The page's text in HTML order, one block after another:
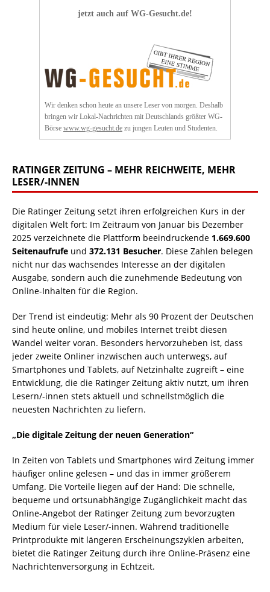
jetzt auch auf WG-Gesucht.de!
Wir denken schon heute an unsere Leser von morgen. Deshalb
bringen wir Lokal-Nachrichten mit Deutschlands größter WG-
Börse www.wg-gesucht.de zu jungen Leuten und Studenten.
RATINGER ZEITUNG – MEHR REICHWEITE, MEHR
LESER/-INNEN
Die Ratinger Zeitung setzt ihren erfolgreichen Kurs in der
digitalen Welt fort: Im Zeitraum von Januar bis Dezember
2025 verzeichnete die Plattform beeindruckende 1.669.600
Seitenaufrufe und 372.131 Besucher. Diese Zahlen belegen
nicht nur das wachsendes Interesse an der digitalen
Ausgabe, sondern auch die zunehmende Bedeutung von
Online-Inhalten für die Region.
Der Trend ist eindeutig: Mehr als 90 Prozent der Deutschen
sind heute online, und mobiles Internet treibt diesen
Wandel weiter voran. Besonders hervorzuheben ist, dass
jeder zweite Onliner inzwischen auch unterwegs, auf
Smartphones und Tablets, auf Netzinhalte zugreift – eine
Entwicklung, die die Ratinger Zeitung aktiv nutzt, um ihren
Lesern/-innen stets aktuell und schnellstmöglich die
neuesten Nachrichten zu liefern.
„Die digitale Zeitung der neuen Generation“
In Zeiten von Tablets und Smartphones wird Zeitung immer
häufiger online gelesen – und das in immer größerem
Umfang. Die Vorteile liegen auf der Hand: Die schnelle,
bequeme und ortsunabhängige Zugänglichkeit macht das
Online-Angebot der Ratinger Zeitung zum bevorzugten
Medium für viele Leser/-innen. Während traditionelle
Printprodukte mit längeren Erscheinungszyklen arbeiten,
bietet die Ratinger Zeitung durch ihre Online-Präsenz eine
Nachrichtenversorgung in Echtzeit.